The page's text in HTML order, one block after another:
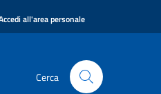
all'area personale
Cerca